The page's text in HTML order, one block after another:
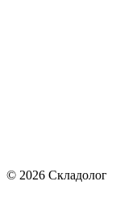
© 2026 Складолог